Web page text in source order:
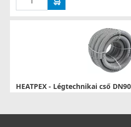
HEATPEX - Légtechnikai cső